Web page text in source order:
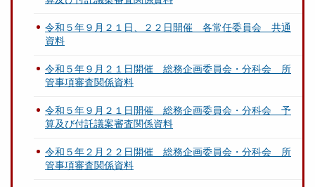
令和５年９月２１日、２２日開催 各常任委員会 共通
資料
令和５年９月２１日開催 総務企画委員会・分科会 所
管事項審査関係資料
令和５年９月２１日開催 総務企画委員会・分科会 予
算及び付託議案審査関係資料
令和５年２月２２日開催 総務企画委員会・分科会 所
管事項審査関係資料